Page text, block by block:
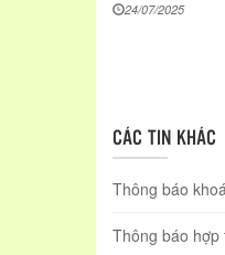
24/07/2025
CÁC TIN KHÁC
Thông báo
Thông báo hợp